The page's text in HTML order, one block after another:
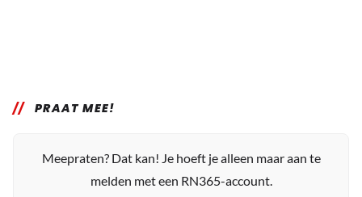
PRAAT MEE!
Meepraten? Dat kan! Je hoeft je alleen maar aan te
melden met een RN365-account.